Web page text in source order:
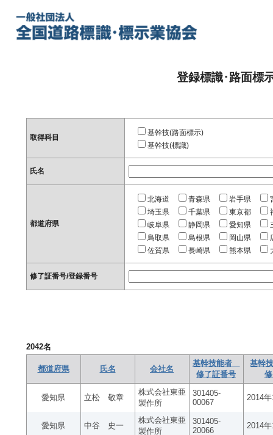
登録標識･路面標
取得科目
基幹技(路面標示)
基幹技(標識)
氏名
都道府県
北海道 青森県 岩手県
埼玉県
千葉県 東京都
岐阜県
静岡県 愛知県
鳥取県
島根県 岡山県
佐賀県
長崎県 熊本県
修了証番号/登録番号
2042名
都道府県 氏名 会社名
基幹技能者
修了証番号
基幹
愛知県 立松 敬章
株式会社東亜
製作所
301405-
00067
2014
愛知県 中谷 史一
株式会社東亜
製作所
301405-
20066
2014